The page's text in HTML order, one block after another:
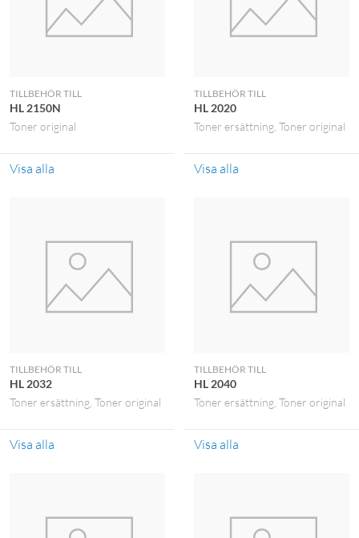
TILLBEHÖR TILL
HL 2150N
Toner original
Visa alla
TILLBEHÖR TILL
HL 2020
Toner ersättning Toner original
Visa alla
TILLBEHÖR TILL
HL 2032
Toner ersättning Toner original
Visa alla
TILLBEHÖR TILL
HL 2040
Toner ersättning Toner original
Visa alla